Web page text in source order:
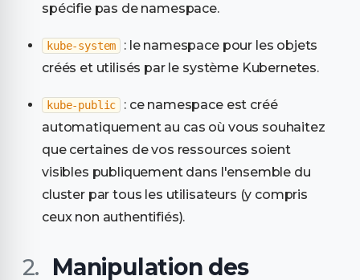
spécifie pas de namespace.
kube-system
: le namespace pour les objets
créés et utilisés par le système Kubernetes.
kube-public
: ce namespace est créé
automatiquement au cas où vous souhaitez
que certaines de vos ressources soient
visibles publiquement dans l'ensemble du
cluster par tous les utilisateurs (y compris
ceux non authentifiés).
Manipulation des